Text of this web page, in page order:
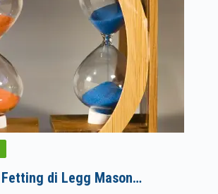
di Legg Mason…